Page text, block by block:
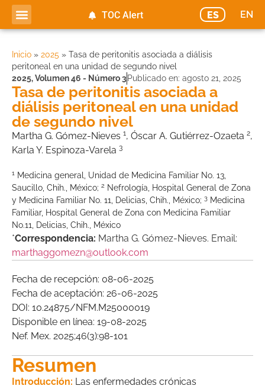
ES EN
TOC Alert
Inicio » 2025 » Tasa de peritonitis asociada a diálisis
peritoneal en una unidad de segundo nivel
2025,Volumen 46 - Número 3Publicado en: agosto 21, 2025
Tasa de peritonitis asociada a
diálisis peritoneal en una unidad
de segundo nivel
Martha G. Gómez-Nieves 1, Óscar A. Gutiérrez-Ozaeta 2,
Karla Y. Espinoza-Varela 3
1
Medicina general, Unidad de Medicina Familiar No. 13,
Saucillo, Chih., México; 2 Nefrología, Hospital General de Zona
y Medicina Familiar No. 11, Delicias, Chih., México; 3 Medicina
Familiar, Hospital General de Zona con Medicina Familiar
No.11, Delicias, Chih., México
*Correspondencia: Martha G. Gómez-Nieves. Email:
marthaggomezn@outlook.com
Fecha de recepción: 08-06-2025
Fecha de aceptación: 26-06-2025
DOI: 10.24875/NFM.M25000019
Disponible en línea: 19-08-2025
Nef. Mex. 2025;46(3):98-101
Resumen
Introducción: Las enfermedades crónicas